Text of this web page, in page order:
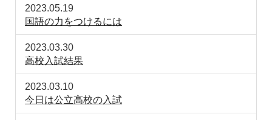
2023.05.19
国語の力をつけるには
2023.03.30
高校入試結果
2023.03.10
今日は公立高校の入試